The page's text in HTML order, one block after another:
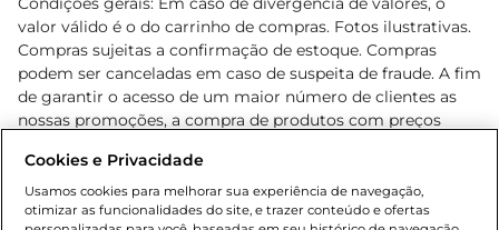
valor válido é o do carrinho de compras. Fotos ilustrativas.
Compras sujeitas a confirmação de estoque. Compras
podem ser canceladas em caso de suspeita de fraude. A fim
de garantir o acesso de um maior número de clientes as
nossas promoções, a compra de produtos com preços
cliente. Os preços, ofertas e condições são exclusivos para
o e-commerce e válidos durante o dia de hoje, podendo
sofrer alterações sem prévia notificação. Proibida a venda
Cookies e Privacidade
Usamos cookies para melhorar sua experiência de navegação,
otimizar as funcionalidades do site, e trazer conteúdo e ofertas